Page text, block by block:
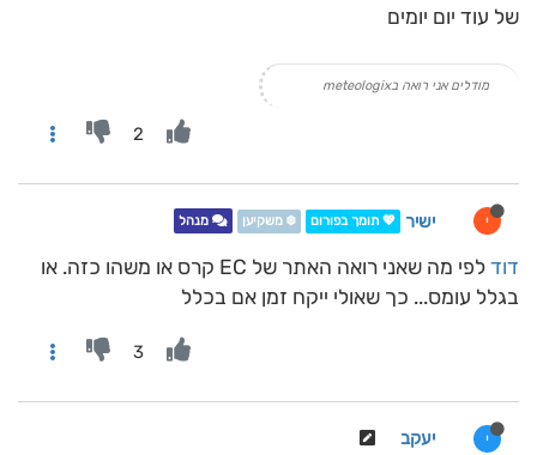
של עוד יום יומים
מודלים אני רואה בmeteologix
2
י ישיר 💖 תומך בפורום ❄️ משקיען מנהל
דוד
לפי מה שאני רואה האתר של EC קרס או משהו כזה. או
בגלל עומס... כך שאולי ייקח זמן אם בכלל
3
י יעקב